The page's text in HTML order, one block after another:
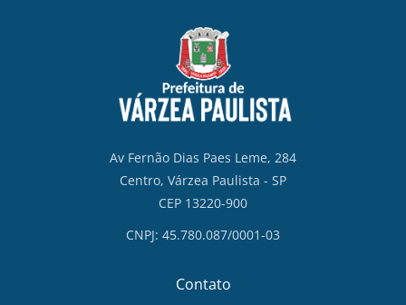
Av Fernão Dias Paes Leme, 284
Centro, Várzea Paulista - SP
CEP 13220-900
CNPJ: 45.780.087/0001-03
Contato